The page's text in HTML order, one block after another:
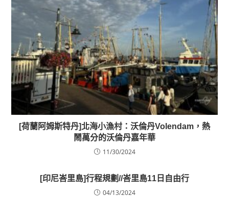
[荷蘭阿姆斯特丹]北海小漁村：沃倫丹Volendam，熱
鬧萬分的沃倫丹嘉年華
11/30/2024
[印尼峇里島]行程規劃//峇里島11日自由行
04/13/2024